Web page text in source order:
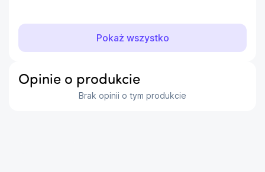
Koperta 46 mm, czarny pasek, srebrna koperta
Wytrzymałość na wodę i pył
IP68 oraz normy MIL-STD-810H gwarantują
odporność w każdej sytuacji
Pokaż wszystko
Opinie o produkcie
Brak opinii o tym produkcie